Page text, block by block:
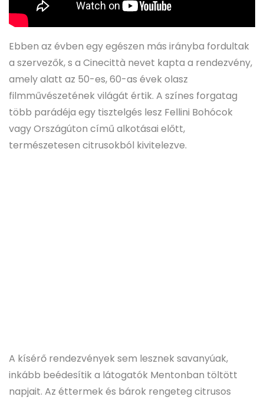
Ebben az évben egy egészen más irányba fordultak
a szervezők, s a Cinecittà nevet kapta a rendezvény,
amely alatt az 50-es, 60-as évek olasz
filmművészetének világát értik. A színes forgatag
több parádéja egy tisztelgés lesz Fellini Bohócok
vagy Országúton című alkotásai előtt,
természetesen citrusokból kivitelezve.
A kísérő rendezvények sem lesznek savanyúak,
inkább beédesítik a látogatók Mentonban töltött
napjait. Az éttermek és bárok rengeteg citrusos